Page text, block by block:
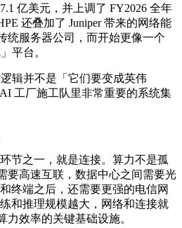
亿美元，并上调了 FY2026 全年
还叠加了 Juniper 带来的网络能
统服务器公司，而开始更像一个
平台。
辑并不是「它们要变成英伟
工厂施工队里非常重要的系统集
节之一，就是连接。算力不是孤
要高速互联，数据中心之间需要光
终端之后，还需要更强的电信网
和推理规模越大，网络和连接就
力效率的关键基础设施。